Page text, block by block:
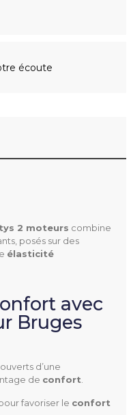
écoute
2 moteurs combine
posés sur des
élasticité
avec
Bruges
d’une
de confort
favoriser le confort